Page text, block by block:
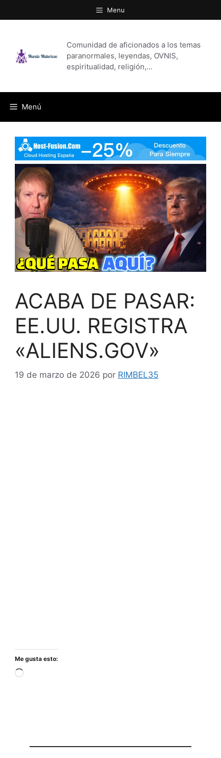
al
Menu
Comunidad de aficionados a los temas
paranormales, leyendas, OVNIS,
espiritualidad, religión,…
Menú
ACABA DE PASAR:
EE.UU. REGISTRA
«ALIENS.GOV»
19 de marzo de 2026 por RIMBEL35
Me gusta esto:
Cargando...